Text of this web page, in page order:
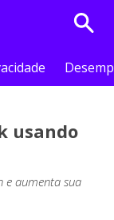
usando
e aumenta sua